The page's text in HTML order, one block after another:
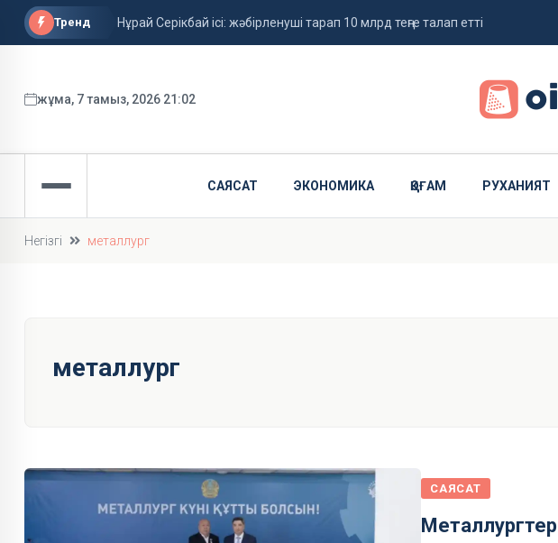
Тренд Нұрай Серікбай ісі: жәбірленуші тарап 10 млрд теңге талап етті
Грант иегерлерінің тізімі жарияланды
жұма, 7 тамыз, 2026 21:02
САЯСАТ ЭКОНОМИКА ҚОҒАМ РУХАНИЯТ
Негізгі металлург
металлург
САЯСАТ